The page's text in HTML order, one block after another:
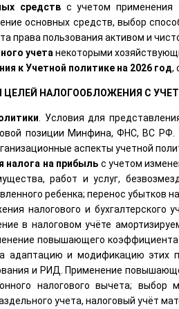
средствс учетом применения
основных средств, выбор
права пользования активом и
учета некоторыми
к Учетной политике на 2026 год,
ЦЕЛЕЙ НАЛОГООБЛОЖЕНИЯ С
. Условия для
позиции Минфина, ФНС, ВС РФ.
аспекты учетной
налога на прибыль с учетом
работ и услуг,
ребенка; перенос убытков
налогового и бухгалтерского
в налоговом учёте
повышающего коэффициента
адаптацию и модификацию этих
и РИД. Применение
налогового вычета;
учета, налоговый учёт